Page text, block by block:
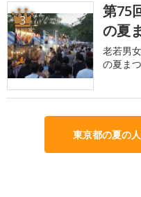
3
第75
の夏
老若男
の夏ま
東京都の夏の